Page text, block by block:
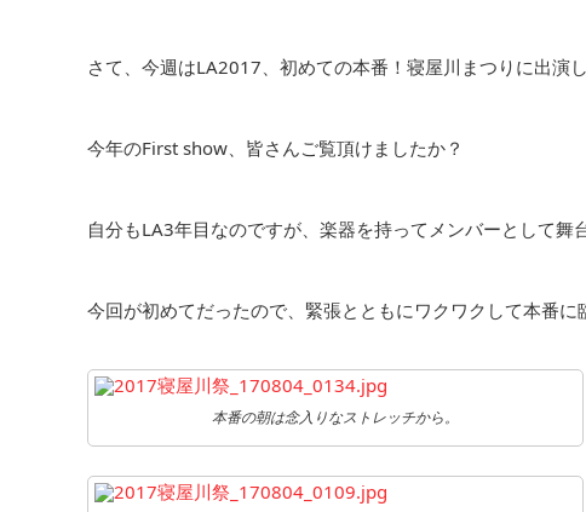
さて、今週はLA2017、初めての本番！寝屋川まつりに出演し
今年のFirst show、皆さんご覧頂けましたか？
自分もLA3年目なのですが、楽器を持ってメンバーとして舞
今回が初めてだったので、緊張とともにワクワクして本番
本番の朝は念入りなストレッチから。